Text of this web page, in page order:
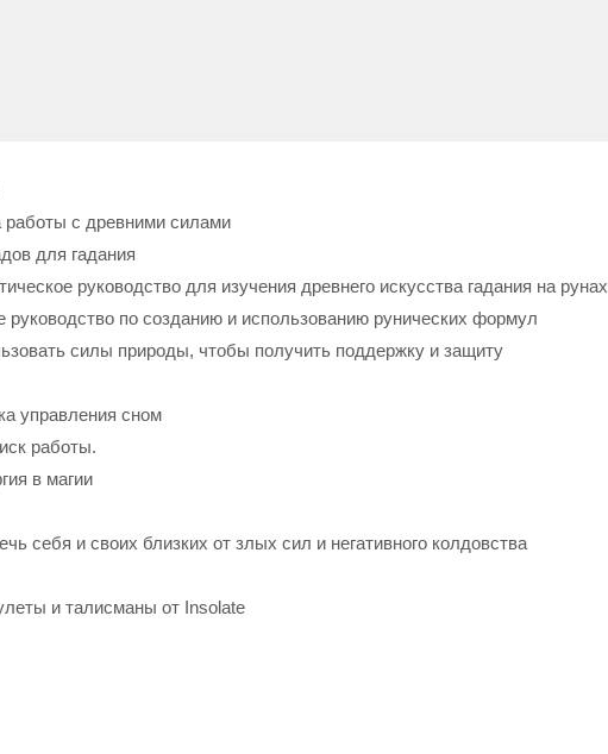
работы с древними силами
для гадания
руководство для изучения древнего искусства гадания на рунах
руководство по созданию и использованию рунических формул
силы природы, чтобы получить поддержку и защиту
управления сном
работы.
в магии
себя и своих близких от злых сил и негативного колдовства
и талисманы от Insolate